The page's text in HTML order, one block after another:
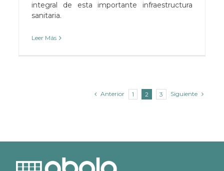
integral de esta importante infraestructura
sanitaria.
Leer Más
Anterior 1 2 3 Siguiente